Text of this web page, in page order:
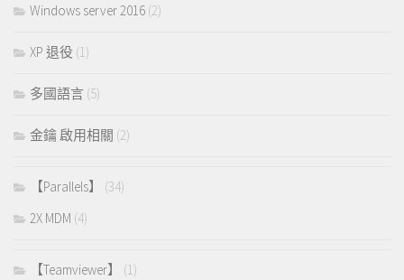
Windows server 2016 (2)
XP 退役 (1)
多國語言 (5)
金鑰 啟用相關 (2)
【Parallels】
(34)
2X MDM (4)
【Teamviewer】 (1)